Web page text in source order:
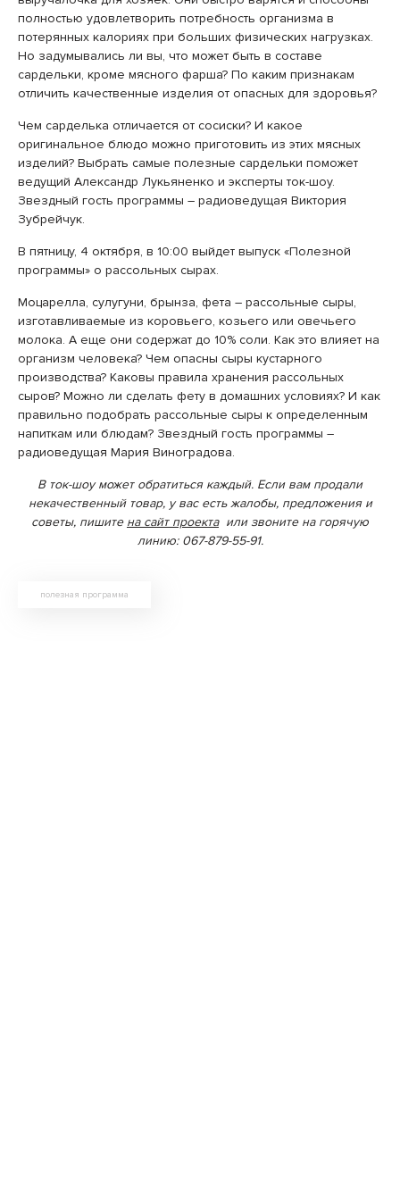
полностью удовлетворить потребность организма в
потерянных калориях при больших физических нагрузках.
Но задумывались ли вы, что может быть в составе
сардельки, кроме мясного фарша? По каким признакам
отличить качественные изделия от опасных для здоровья?
Чем сарделька отличается от сосиски? И какое
оригинальное блюдо можно приготовить из этих мясных
изделий? Выбрать самые полезные сардельки поможет
ведущий Александр Лукьяненко и эксперты ток-шоу.
Звездный гость программы – радиоведущая Виктория
Зубрейчук.
В пятницу, 4 октября, в 10:00 выйдет выпуск «Полезной
программы» о рассольных сырах.
Моцарелла, сулугуни, брынза, фета – рассольные сыры,
изготавливаемые из коровьего, козьего или овечьего
молока. А еще они содержат до 10% соли. Как это влияет на
организм человека? Чем опасны сыры кустарного
производства? Каковы правила хранения рассольных
сыров? Можно ли сделать фету в домашних условиях? И как
правильно подобрать рассольные сыры к определенным
напиткам или блюдам? Звездный гость программы –
радиоведущая Мария Виноградова.
В ток-шоу может обратиться каждый. Если вам продали
некачественный товар, у вас есть жалобы, предложения и
советы, пишите на сайт проектаили звоните на горячую
линию: 067-879-55-91.
полезная программа